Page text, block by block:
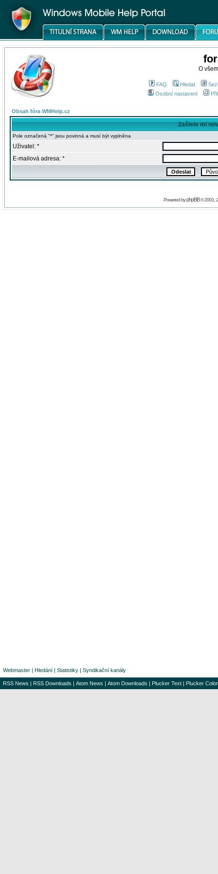
O
FAQ Hledat
Osobní nastavení
Obsah fóra WMHelp.cz
Zašlete mi
Pole označená "*" jsou povinná a musí být vyplněna
Uživatel: *
E-mailová adresa: *
Powered byphpBB© 2001,
Webmaster | Hledání | Statistiky | Syndikační kanály
RSS News | RSS Downloads | Atom News | Atom Downloads | Plucker Text | Plucker Color